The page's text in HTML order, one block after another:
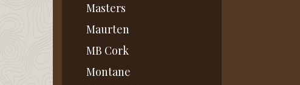
Masters
Maurten
MB Cork
Montane